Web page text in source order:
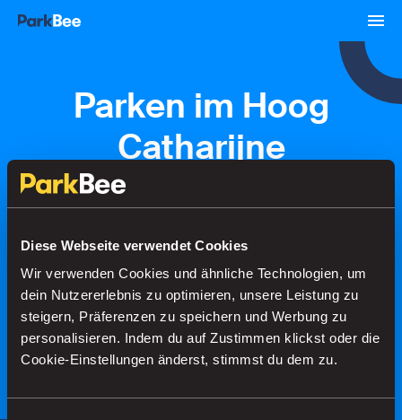
Diese Webseite verwendet Cookies
Wir verwenden Cookies und ähnliche Technologien, um
dein Nutzererlebnis zu optimieren, unsere Leistung zu
steigern, Präferenzen zu speichern und Werbung zu
personalisieren. Indem du auf Zustimmen klickst oder die
Cookie-Einstellungen änderst, stimmst du dem zu.
Parken im Hoog
Catharijne
Finden Sie Ihren Parkplatz in
Sekundenschnelle